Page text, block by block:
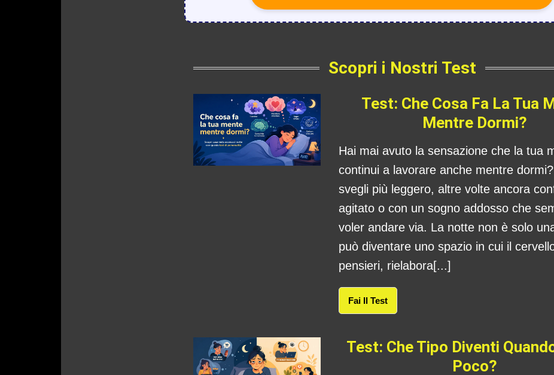
Scopri i Nostri Test
Test: Che Cosa Fa La Tua
Mentre Dormi?
Hai mai avuto la sensazione che la tua
continui a lavorare anche mentre
svegli più leggero, altre volte ancora
agitato o con un sogno addosso che
voler andare via. La notte non è solo
può diventare uno spazio in cui il
pensieri, rielabora[...]
Fai Il Test
Test: Che Tipo Diventi
Poco?